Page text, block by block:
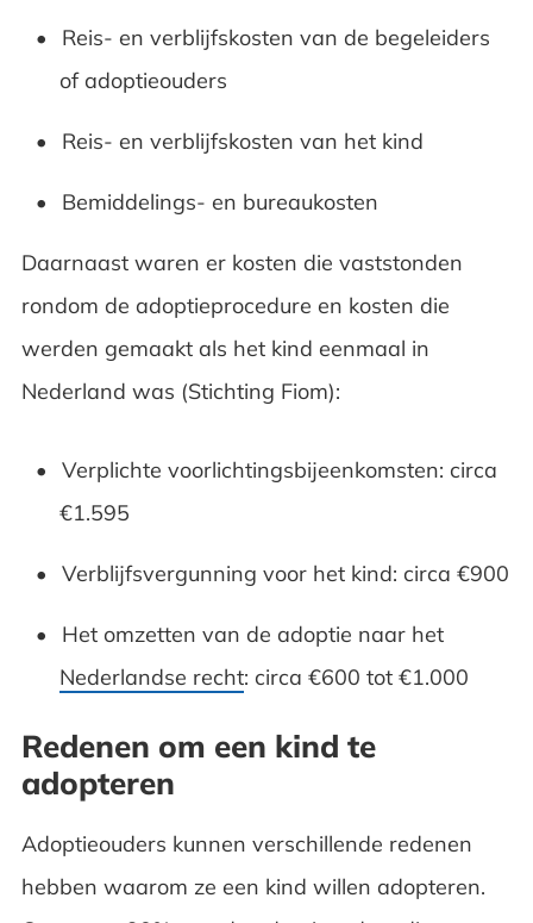
Reis- en verblijfskosten van de begeleiders
of adoptieouders
Reis- en verblijfskosten van het kind
Bemiddelings- en bureaukosten
Daarnaast waren er kosten die vaststonden
rondom de adoptieprocedure en kosten die
werden gemaakt als het kind eenmaal in
Nederland was (Stichting Fiom):
Verplichte voorlichtingsbijeenkomsten: circa
€1.595
Verblijfsvergunning voor het kind: circa €900
Het omzetten van de adoptie naar het
Nederlandse recht: circa €600 tot €1.000
Redenen om een kind te
adopteren
Adoptieouders kunnen verschillende redenen
hebben waarom ze een kind willen adopteren.